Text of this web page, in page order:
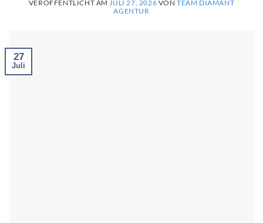
VERÖFFENTLICHT AMJULI 27, 2026 VONTEAM DIAMANT
AGENTUR
27
Juli